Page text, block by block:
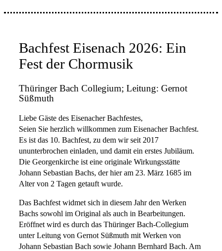
Bachfest Eisenach 2026: Ein
Fest der Chormusik
Thüringer Bach Collegium; Leitung: Gernot
Süßmuth
Liebe Gäste des Eisenacher Bachfestes,
Seien Sie herzlich willkommen zum Eisenacher Bachfest.
Es ist das 10. Bachfest, zu dem wir seit 2017
ununterbrochen einladen, und damit ein erstes Jubiläum.
Die Georgenkirche ist eine originale Wirkungsstätte
Johann Sebastian Bachs, der hier am 23. März 1685 im
Alter von 2 Tagen getauft wurde.
Das Bachfest widmet sich in diesem Jahr den Werken
Bachs sowohl im Original als auch in Bearbeitungen.
Eröffnet wird es durch das Thüringer Bach-Collegium
unter Leitung von Gernot Süßmuth mit Werken von
Johann Sebastian Bach sowie Johann Bernhard Bach. Am